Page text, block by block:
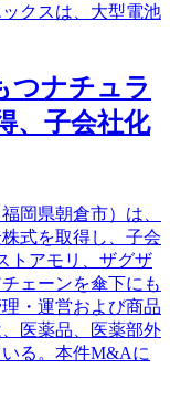
クスは、大型電池
つナチュラ
、子会社化
岡県朝倉市）は、
式を取得し、子会
トアモリ、ザグザ
ェーンを傘下にも
・運営および商品
医薬品、医薬部外
る。本件M&Aに